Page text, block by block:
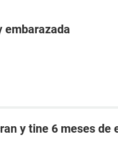
embarazada
y tine 6 meses de